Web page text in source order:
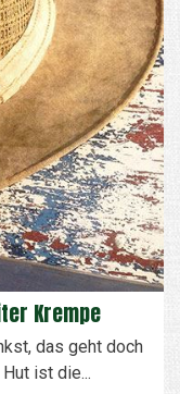
Krempe
das geht doch
ist die...